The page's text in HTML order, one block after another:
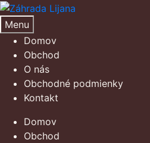
Preskočiť
na
navigáciu
Preskočiť
na
obsah
Menu
Domov
Obchod
O nás
Obchodné podmienky
Kontakt
Domov
Obchod